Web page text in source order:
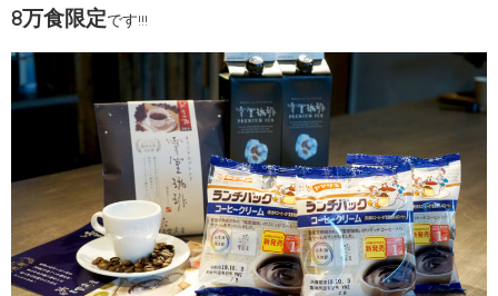
8万食限定です!!!